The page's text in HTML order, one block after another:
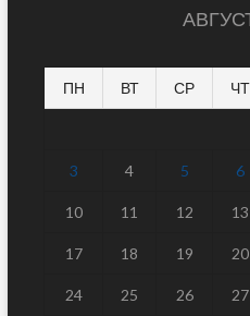
ПН ВТ СР ЧТ
3 4 5 6
10 11 12 13
17 18 19 20
24 25 26 27